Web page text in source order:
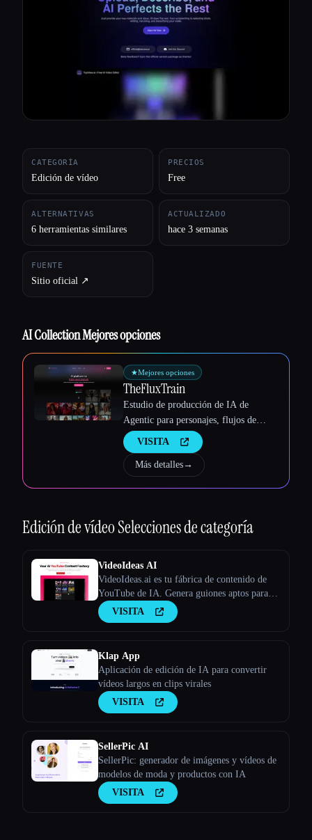
CATEGORÍA
Edición de vídeo
PRECIOS
Free
ALTERNATIVAS
6 herramientas similares
ACTUALIZADO
hace 3 semanas
FUENTE
Sitio oficial ↗︎
AI Collection Mejores opciones
★Mejores opciones
TheFluxTrain
Estudio de producción de IA de
Agentic para personajes, flujos de
trabajo y vídeos coherentes
VISITA
Más detalles→
Edición de vídeoSelecciones de categoría
VideoIdeas AI
VideoIdeas.ai es tu fábrica de contenido de
YouTube de IA. Genera guiones aptos para
hacer virus, nuevas ideas de vídeo y contenido
atractivo en cuestión de minutos.
VISITA
Klap App
Aplicación de edición de IA para convertir
vídeos largos en clips virales
VISITA
SellerPic AI
SellerPic: generador de imágenes y vídeos de
modelos de moda y productos con IA
VISITA